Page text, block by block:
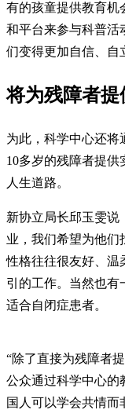
有的孩童提供教育机
和平台来参与科普活
们变得更加自信、自
将为残障者
为此，科学中心还将
10多岁的残障者提
人生道路。
新协立局长邱玉雯说
业，我们希望为他们
性格往往很友好、温
引的工作。当然也有
适合自闭症患者。
“除了直接为残障者
公众通过科学中心的
国人可以学会共情